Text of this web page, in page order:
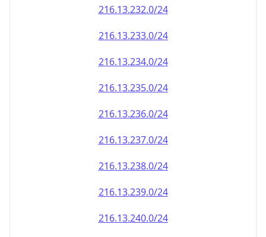
216.13.232.0/24
216.13.233.0/24
216.13.234.0/24
216.13.235.0/24
216.13.236.0/24
216.13.237.0/24
216.13.238.0/24
216.13.239.0/24
216.13.240.0/24